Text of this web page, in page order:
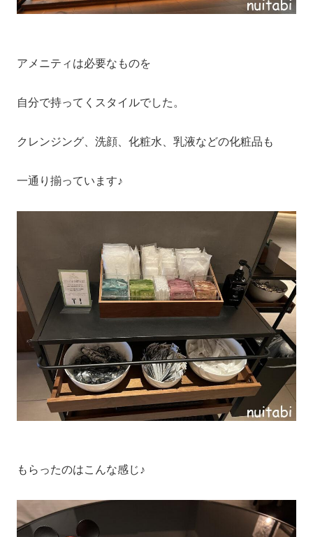
アメニティは必要なものを
自分で持ってくスタイルでした。
クレンジング、洗顔、化粧水、乳液などの化粧品も
一通り揃っています♪
もらったのはこんな感じ♪